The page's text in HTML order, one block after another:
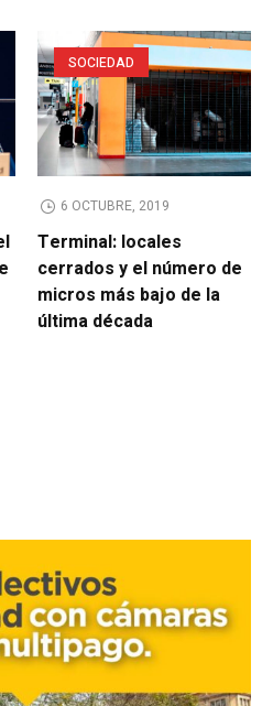
SOCIEDAD
6 OCTUBRE, 2019
Terminal: locales
cerrados y el número de
micros más bajo de la
última década